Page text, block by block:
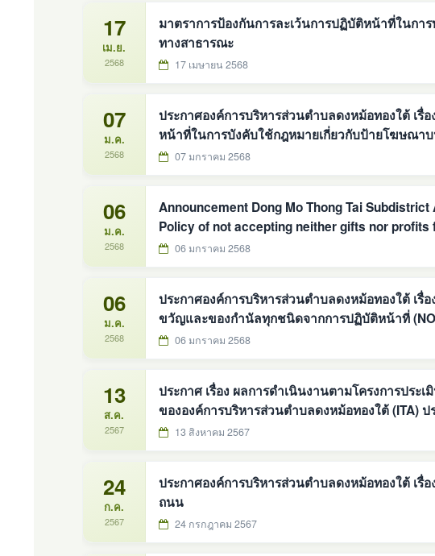
17
เม.ย.
2568
มาตราการป้องกันการละเว้นการปฏิบัติหน้าที่ในก
ทางสาธารณะ
17 เมษายน 2568
07
ม.ค.
2568
ประกาศองค์การบริหารส่วนตำบลดงหม้อทองใต้ เรื่อง มาตรการป้องกันการละเว้นการปฏิบัติ
หน้าที่ในการบังคับใช้กฎหมายเกี่ยวกับป้ายโฆษณา
07 มกราคม 2568
06
ม.ค.
2568
Announcement Dong Mo Thong Tai
Policy of not accepting neither gifts nor
Fiscal year 2025
06 มกราคม 2568
06
ม.ค.
2568
ประกาศองค์การบริหารส่วนตำบลดงหม้อทองใต้ เรื่
ขวัญและของกำนัลทุกชนิดจากการปฏิบัติหน้าที่
06 มกราคม 2568
13
ส.ค.
2567
ประกาศ เรื่อง ผลการดำเนินงานตามโครงการประ
ขององค์การบริหารส่วน
13 สิงหาคม 2567
24
ก.ค.
2567
ประกาศองค์การบริหารส่วนตำบลดงหม้อทองใต้ เรื่อง มาตรการองค์กรด้านความปลอดภัยทาง
ถนน
24 กรกฎาคม 2567